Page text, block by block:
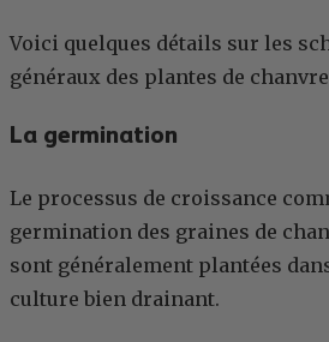
Voici quelques détails sur les
généraux des plantes de
La germination
Le processus de croissance
germination des graines de
sont généralement plantées
culture bien drainant.